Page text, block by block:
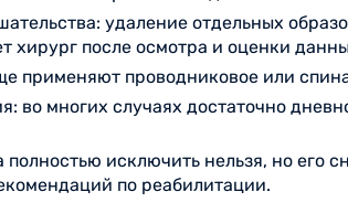
удаление отдельных
хирург после осмотра и оценки
применяют проводниковое или
во многих случаях достаточно
полностью исключить нельзя, но его
по реабилитации.